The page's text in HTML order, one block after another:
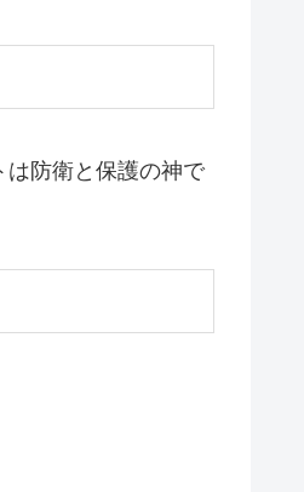
は防衛と保護の神で